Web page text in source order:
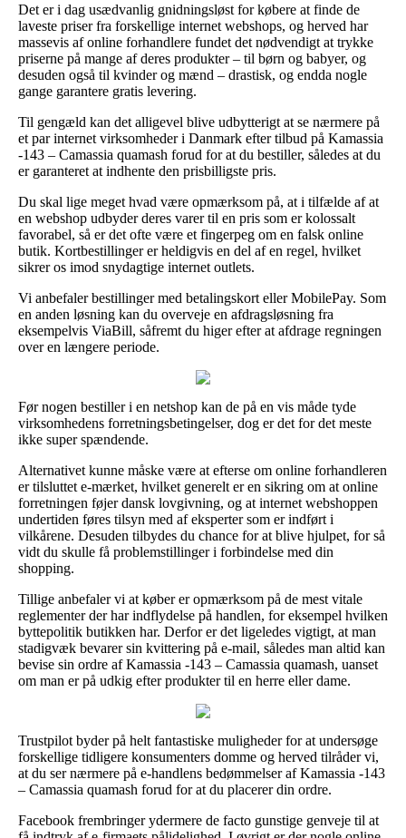
Det er i dag usædvanlig gnidningsløst for købere at finde de
laveste priser fra forskellige internet webshops, og herved har
massevis af online forhandlere fundet det nødvendigt at trykke
priserne på mange af deres produkter – til børn og babyer, og
desuden også til kvinder og mænd – drastisk, og endda nogle
gange garantere gratis levering.
Til gengæld kan det alligevel blive udbytterigt at se nærmere på
et par internet virksomheder i Danmark efter tilbud på Kamassia
-143 – Camassia quamash forud for at du bestiller, således at du
er garanteret at indhente den prisbilligste pris.
Du skal lige meget hvad være opmærksom på, at i tilfælde af at
en webshop udbyder deres varer til en pris som er kolossalt
favorabel, så er det ofte være et fingerpeg om en falsk online
butik. Kortbestillinger er heldigvis en del af en regel, hvilket
sikrer os imod snydagtige internet outlets.
Vi anbefaler bestillinger med betalingskort eller MobilePay. Som
en anden løsning kan du overveje en afdragsløsning fra
eksempelvis ViaBill, såfremt du higer efter at afdrage regningen
over en længere periode.
Før nogen bestiller i en netshop kan de på en vis måde tyde
virksomhedens forretningsbetingelser, dog er det for det meste
ikke super spændende.
Alternativet kunne måske være at efterse om online forhandleren
er tilsluttet e-mærket, hvilket generelt er en sikring om at online
forretningen føjer dansk lovgivning, og at internet webshoppen
undertiden føres tilsyn med af eksperter som er indført i
vilkårene. Desuden tilbydes du chance for at blive hjulpet, for så
vidt du skulle få problemstillinger i forbindelse med din
shopping.
Tillige anbefaler vi at køber er opmærksom på de mest vitale
reglementer der har indflydelse på handlen, for eksempel hvilken
byttepolitik butikken har. Derfor er det ligeledes vigtigt, at man
stadigvæk bevarer sin kvittering på e-mail, således man altid kan
bevise sin ordre af Kamassia -143 – Camassia quamash, uanset
om man er på udkig efter produkter til en herre eller dame.
Trustpilot byder på helt fantastiske muligheder for at undersøge
forskellige tidligere konsumenters domme og herved tilråder vi,
at du ser nærmere på e-handlens bedømmelser af Kamassia -143
– Camassia quamash forud for at du placerer din ordre.
Facebook frembringer ydermere de facto gunstige genveje til at